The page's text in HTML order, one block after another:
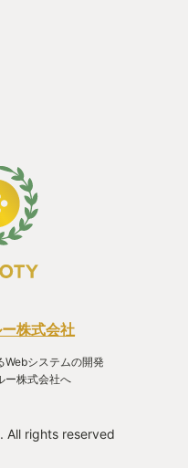
ンディー界の大手パブリ
作を簡単に説明すると、
素材を集め、都市を整備
。その繰り返しの単純な
イントとしては、その
、数あるインディーゲー
目新しさがあるわけでは
トーリーも気になるよう
クにストーリーは、あっ
ストーリー部分でのマイ
価ポイントとしてマイナ
ニューボルビロン」と呼
いる。大穴が、ローグライ
続的な強化につながるパ
る冒険者の中から、好みの
化しながらステージを攻
る経験値を獲得し、レベ
株式会社
Webシステムの開発
ー株式会社へ
All rights reserved